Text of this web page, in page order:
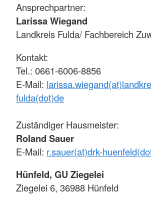
Ansprechpartner:
Larissa Wiegand
Landkreis Fulda/ Fachbereich
Kontakt:
Tel.: 0661-6006-8856
E-Mail:
fulda(dot)de
Zuständiger Hausmeister:
Roland Sauer
E-Mail: r.sauer(at)drk-
Hünfeld, GU Ziegelei
Ziegelei 6, 36988 Hünfeld